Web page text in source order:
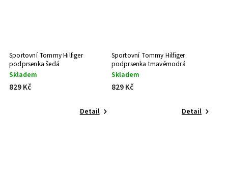
Sportovní Tommy Hilfiger
podprsenka šedá
Skladem
829 Kč
Detail
Sportovní Tommy Hilfiger
podprsenka tmavěmodrá
Skladem
829 Kč
Detail